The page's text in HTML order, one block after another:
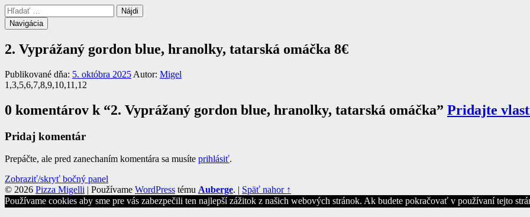
Vyhľadávanie
Hľadať:
Navigácia
2. Vyprážaný gordon blue, hranolky, tatarská omáčka 8€
Publikované dňa: 5. októbra 2025 Autor: Migel
1,3,5,6,7,8,9,10,11,12
0 komentárov k “2. Vyprážaný gordon blue, hranolky, tatarská omáčka” Pridajte
Pridaj komentár
Prepáčte, ale pred zanechaním komentára sa musíte prihlásiť.
Bočný
panel
Zobraziť/skryť bočný panel
© 2026 Pizza Migelli | Používame WordPress tému Auberge. | Späť nahor ↑
Používame cookies aby sme pre vás zabezpečili ten najlepší zážitok z našich webových stránok. Ak budete pokračovať v používaní tejto